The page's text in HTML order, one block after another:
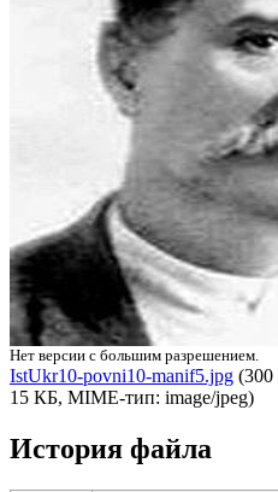
Нет версии с большим разрешением.
IstUkr10-povni10-manif5.jpg
15 КБ, MIME-тип: image/jpeg)
История файла